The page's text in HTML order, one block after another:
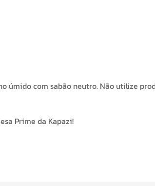
úmido com sabão neutro. Não utilize
Prime da Kapazi!